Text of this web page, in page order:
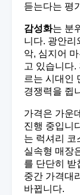
듣는다는 평
감성화는 분
니다. 광안리
악, 심지어
고 있습니다.
르는 시대인
경쟁력을 쥡
가격은 가운
진행 중입니
는 럭셔리 코
실속형 매장
를 단단히 받
중간 가격대
바뀝니다.